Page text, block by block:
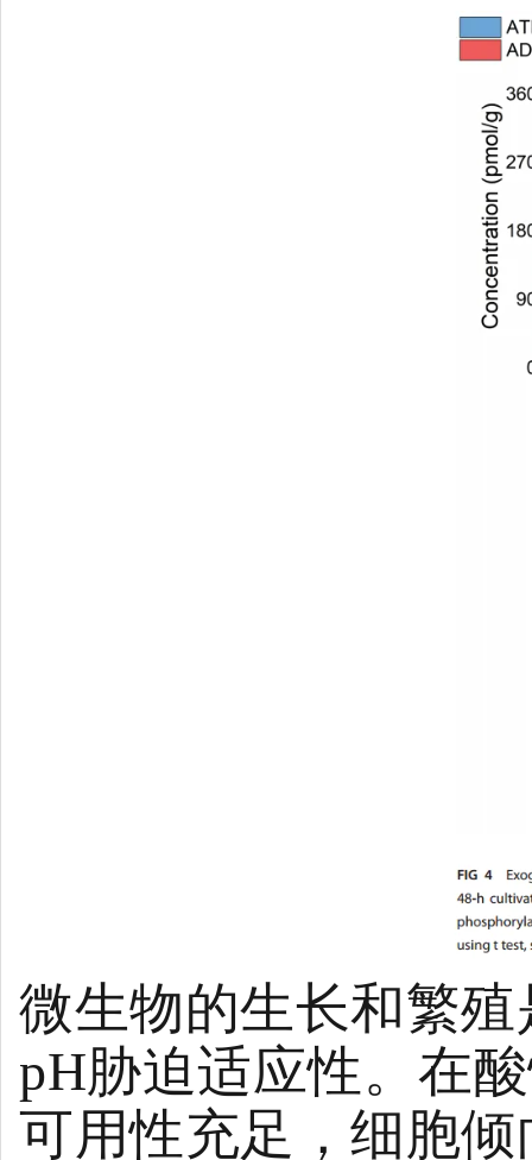
微生物的生长和繁
pH胁迫适应性。在
可用性充足，细胞